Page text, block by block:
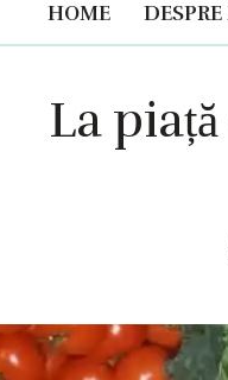
HOME
La